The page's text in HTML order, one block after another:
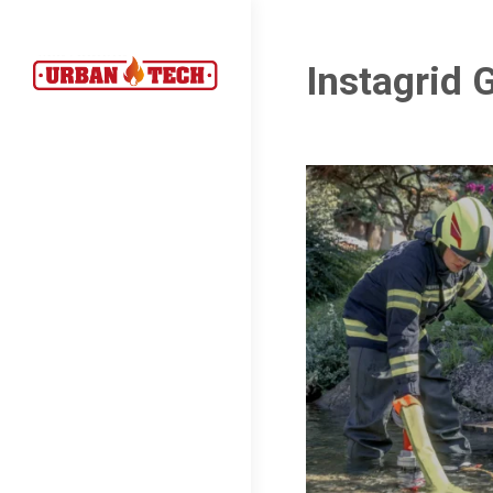
Instagrid
Estás aquí: